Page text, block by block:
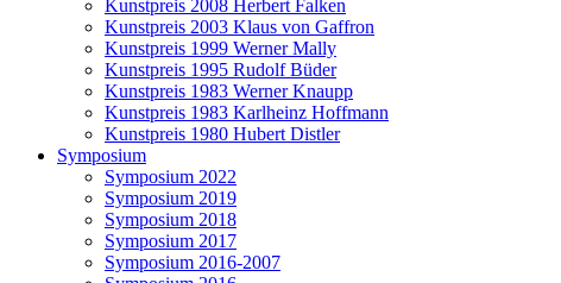
Kunstpreis 2008 Herbert Falken
Kunstpreis 2003 Klaus von Gaffron
Kunstpreis 1999 Werner Mally
Kunstpreis 1995 Rudolf Büder
Kunstpreis 1983 Werner Knaupp
Kunstpreis 1983 Karlheinz Hoffmann
Kunstpreis 1980 Hubert Distler
Symposium
Symposium 2022
Symposium 2019
Symposium 2018
Symposium 2017
Symposium 2016-2007